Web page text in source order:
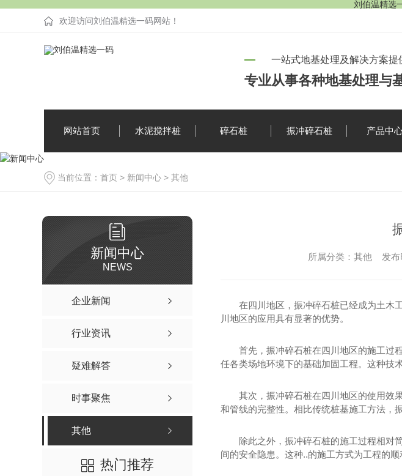
刘伯温精选
欢迎访问刘伯温精选一码网站！
一站式地基处理及解决方案提
专业从事各种地基处理与
网站首页 水泥搅拌桩 碎石桩 振冲碎石桩 产品中
四川水泥搅拌桩
四川水泥搅拌桩价格
四川碎石桩
四川碎石挤密桩
四川碎石桩施工
四川碎石挤密桩施工
当前位置： 首页 > 新闻中心 > 其他
新闻中心
NEWS
企业新闻
行业资讯
疑难解答
时事聚焦
其他
热门推荐
所属分类：其他 发布
在四川地区，振冲碎石桩已经成为土木
川地区的应用具有显著的优势。
首先，振冲碎石桩在四川地区的施工过
任各类场地环境下的基础加固工程。这种技
其次，振冲碎石桩在四川地区的使用效
和管线的完整性。相比传统桩基施工方法，
除此之外，振冲碎石桩的施工过程相对
间的安全隐患。这种..的施工方式为工程的顺